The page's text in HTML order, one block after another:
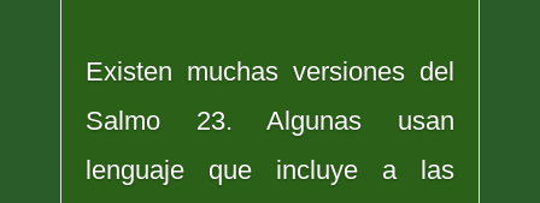
Existen muchas versiones del
Salmo 23. Algunas usan
lenguaje que incluye a las